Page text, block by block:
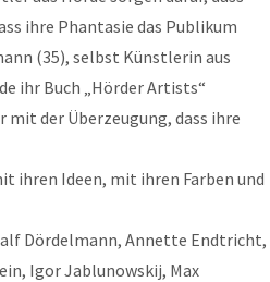
ihre Phantasie das Publikum
(35), selbst Künstlerin aus
ihr Buch „Hörder Artists“
der Überzeugung, dass ihre
ihren Ideen, mit ihren Farben und
Dördelmann, Annette Endtricht,
Igor Jablunowskij, Max